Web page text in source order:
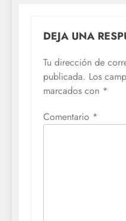
DEJA UNA
Tu dirección de
publicada. Los
marcados con *
Comentario *